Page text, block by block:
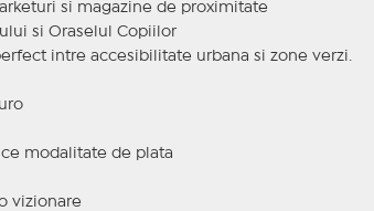
si magazine de proximitate
si Oraselul Copiilor
intre accesibilitate urbana si zone verzi.
modalitate de plata
vizionare